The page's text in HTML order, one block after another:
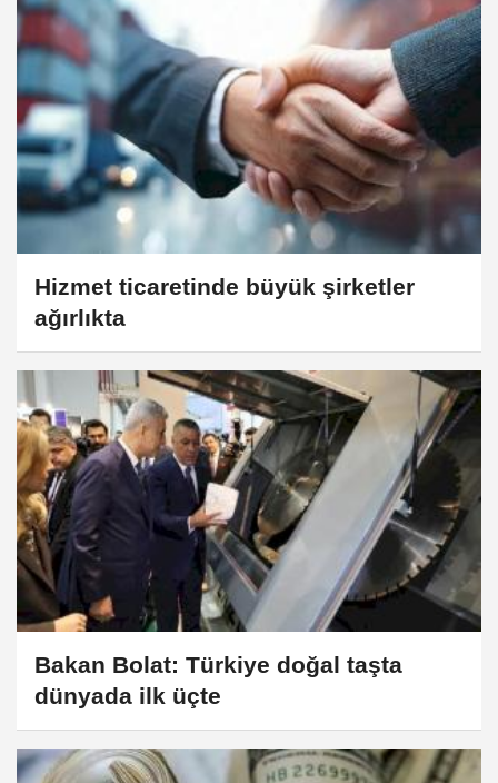
Hizmet ticaretinde büyük şirketler
ağırlıkta
Bakan Bolat: Türkiye doğal taşta
dünyada ilk üçte